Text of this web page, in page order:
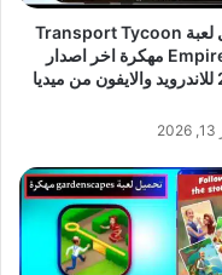
تحميل لعبة Transport Tycoon
Empire apk مهكرة اخر اصدار
2026 للاندرويد والايفون من ميديا